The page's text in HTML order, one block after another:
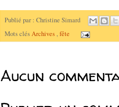
Publié par : Christine Simard
Mots clésArchives,fête
Aucun